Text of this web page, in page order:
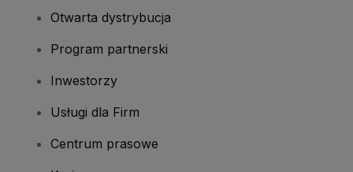
Otwarta dystrybucja
Program partnerski
Inwestorzy
Usługi dla Firm
Centrum prasowe